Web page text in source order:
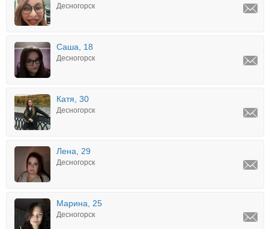
Десногорск
Саша, 18
Десногорск
Катя, 30
Десногорск
Лена, 29
Десногорск
Марина, 25
Десногорск